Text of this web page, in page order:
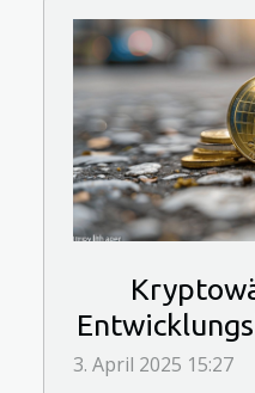
oder
3. April 2025 15:27